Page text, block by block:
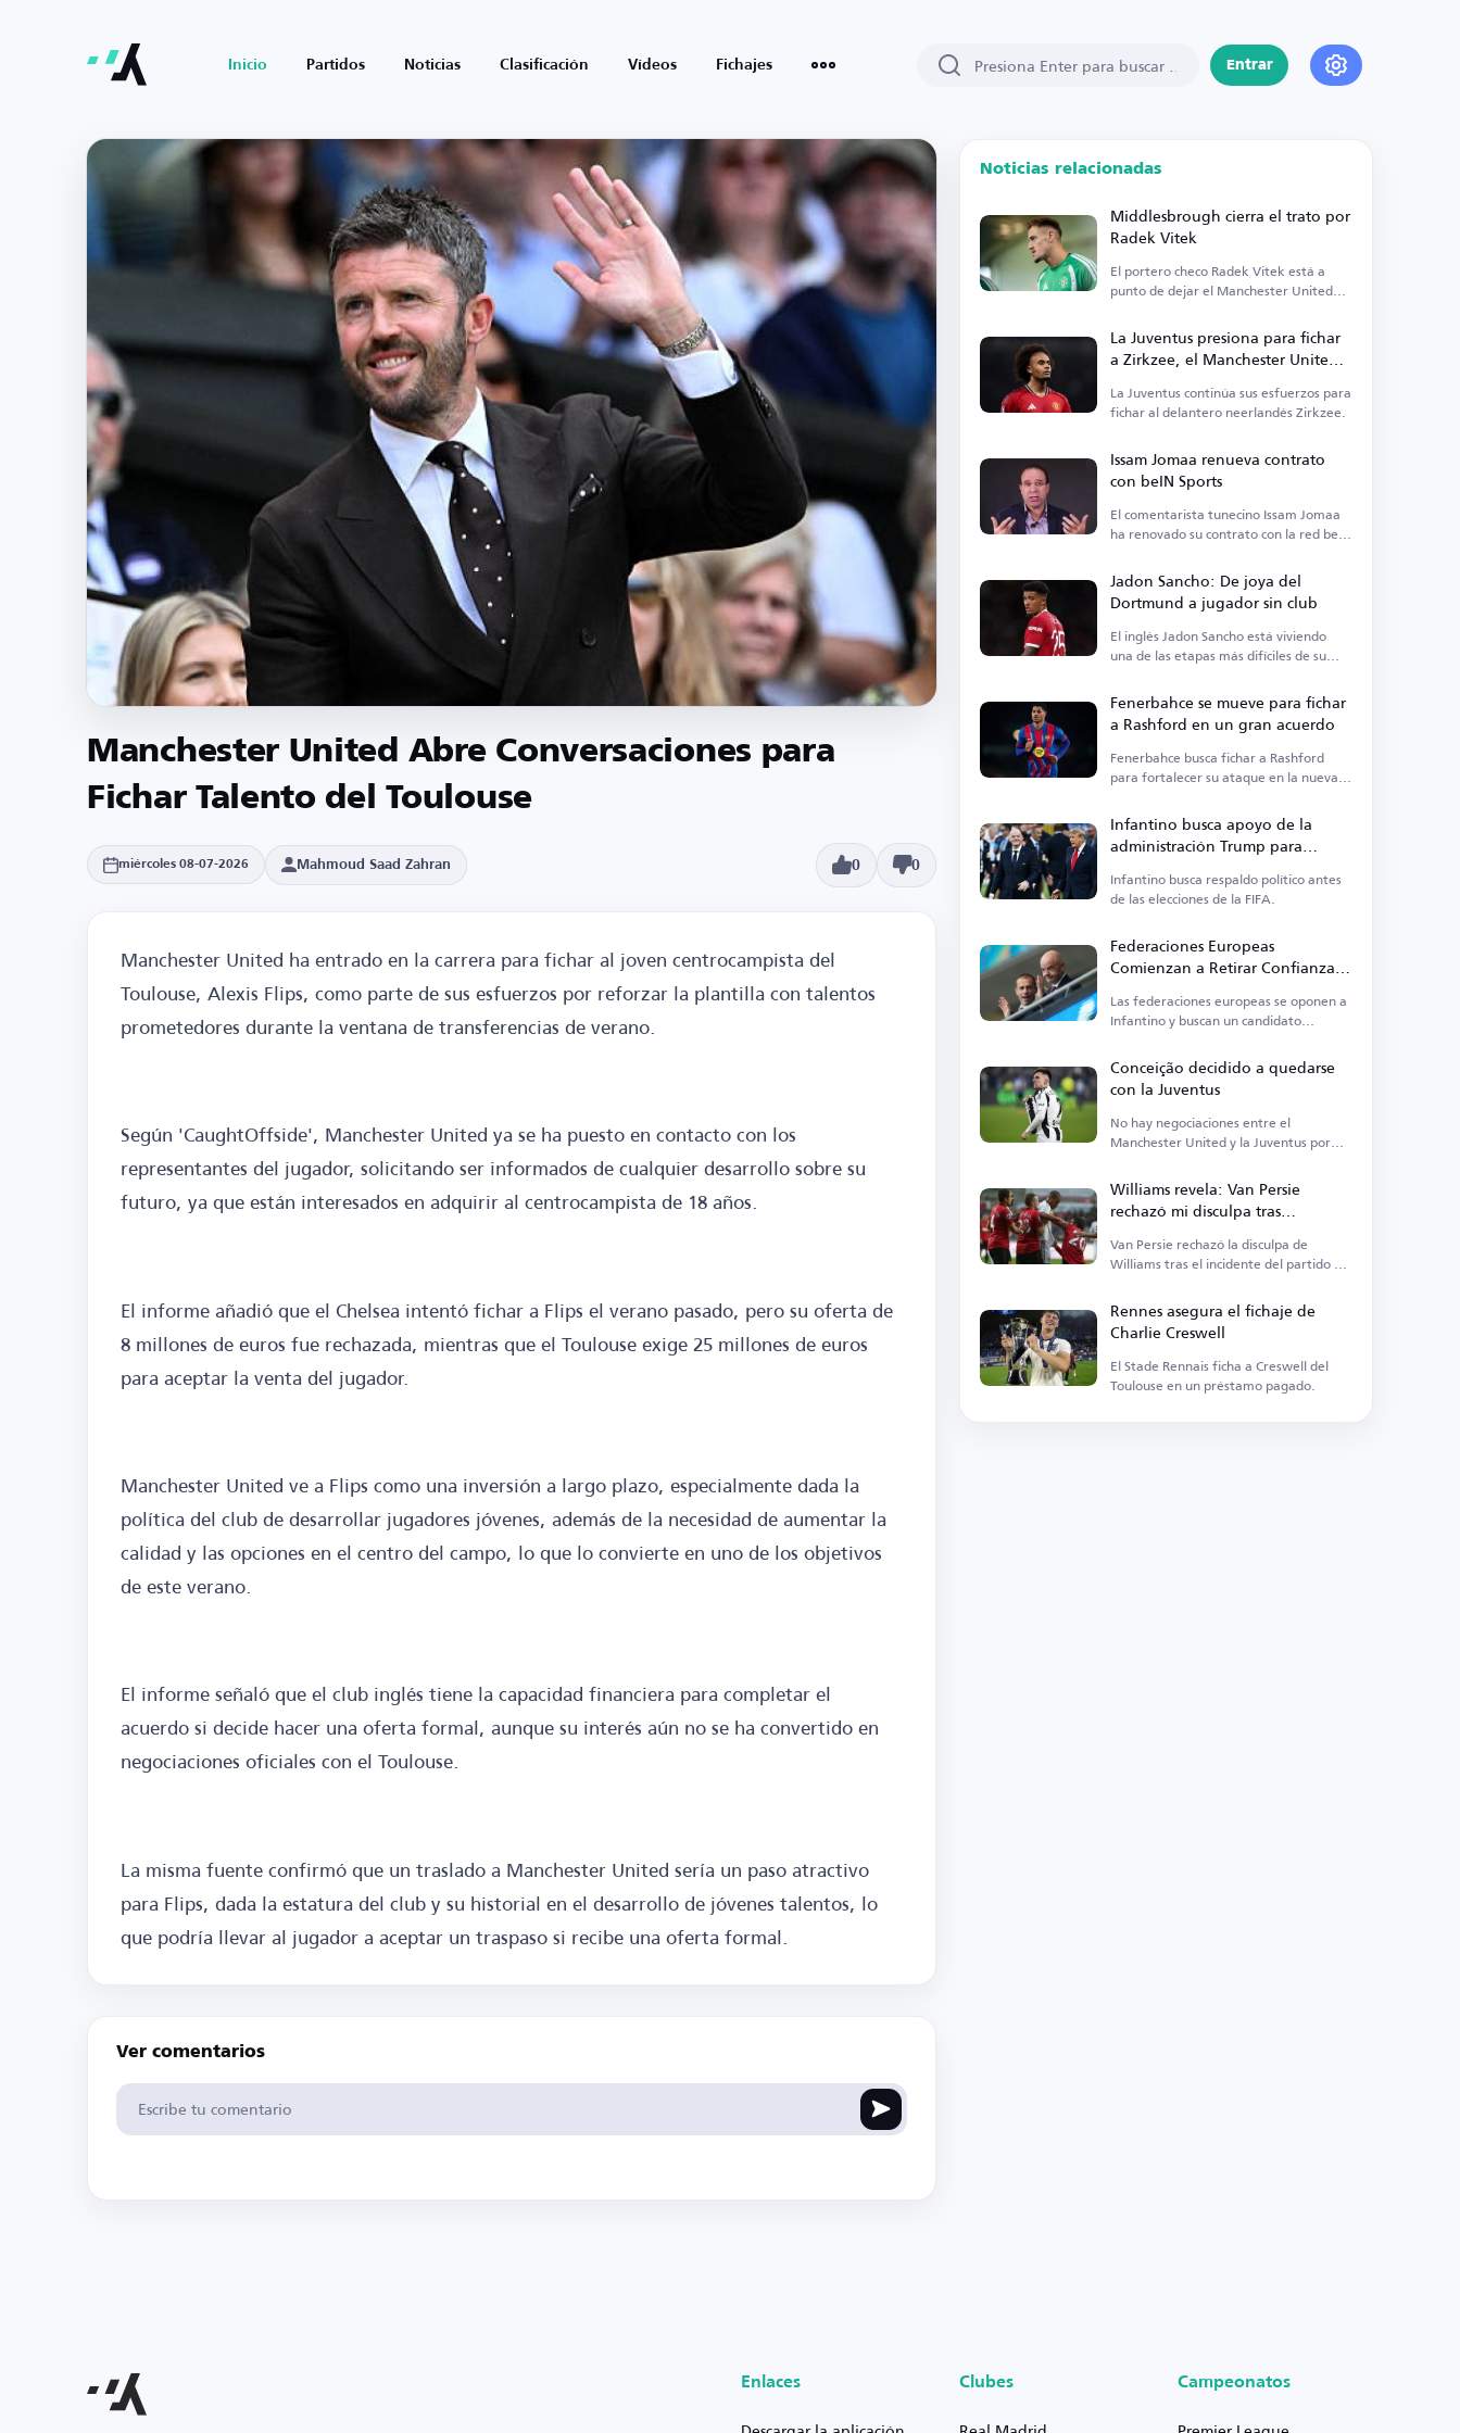
Inicio Partidos Noticias Clasificación Vídeos Fichajes Entrar
Manchester United Abre Conversaciones para
Fichar Talento del Toulouse
miércoles 08-07-2026 Mahmoud Saad Zahran 0 0
Manchester United ha entrado en la carrera para fichar al joven centrocampista del
Toulouse, Alexis Flips, como parte de sus esfuerzos por reforzar la plantilla con talentos
prometedores durante la ventana de transferencias de verano.
Según 'CaughtOffside', Manchester United ya se ha puesto en contacto con los
representantes del jugador, solicitando ser informados de cualquier desarrollo sobre su
futuro, ya que están interesados en adquirir al centrocampista de 18 años.
El informe añadió que el Chelsea intentó fichar a Flips el verano pasado, pero su oferta de
8 millones de euros fue rechazada, mientras que el Toulouse exige 25 millones de euros
para aceptar la venta del jugador.
Manchester United ve a Flips como una inversión a largo plazo, especialmente dada la
política del club de desarrollar jugadores jóvenes, además de la necesidad de aumentar la
calidad y las opciones en el centro del campo, lo que lo convierte en uno de los objetivos
de este verano.
El informe señaló que el club inglés tiene la capacidad financiera para completar el
acuerdo si decide hacer una oferta formal, aunque su interés aún no se ha convertido en
negociaciones oficiales con el Toulouse.
La misma fuente confirmó que un traslado a Manchester United sería un paso atractivo
para Flips, dada la estatura del club y su historial en el desarrollo de jóvenes talentos, lo
que podría llevar al jugador a aceptar un traspaso si recibe una oferta formal.
Ver comentarios
Noticias relacionadas
Middlesbrough cierra el trato por
Radek Vitek
El portero checo Radek Vitek está a
punto de dejar el Manchester United
La Juventus presiona para fichar
a Zirkzee, el Manchester United
abierto a la cesión
La Juventus continúa sus esfuerzos para
fichar al delantero neerlandés Zirkzee.
Issam Jomaa renueva contrato
con beIN Sports
El comentarista tunecino Issam Jomaa
ha renovado su contrato con la red beIN
Jadon Sancho: De joya del
Dortmund a jugador sin club
El inglés Jadon Sancho está viviendo
una de las etapas más difíciles de su
Fenerbahce se mueve para fichar
a Rashford en un gran acuerdo
Fenerbahce busca fichar a Rashford
para fortalecer su ataque en la nueva
Infantino busca apoyo de la
administración Trump para
mantenerse en el cargo
Infantino busca respaldo político antes
de las elecciones de la FIFA.
Federaciones Europeas
Comienzan a Retirar Confianza a
Infantino Antes de las Elecciones
de la FIFA
Las federaciones europeas se oponen a
Infantino y buscan un candidato
FIFA.
Conceição decidido a quedarse
con la Juventus
No hay negociaciones entre el
Manchester United y la Juventus por
Williams revela: Van Persie
rechazó mi disculpa tras
incidente que casi le cuesta la
vida
Van Persie rechazó la disculpa de
Williams tras el incidente del partido de
Rennes asegura el fichaje de
Charlie Creswell
El Stade Rennais ficha a Creswell del
Toulouse en un préstamo pagado.
Enlaces Clubes Campeonatos